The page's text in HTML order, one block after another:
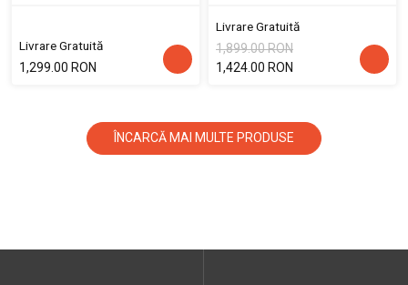
Livrare Gratuită
1,299.00 RON
Livrare Gratuită
1,899.00 RON
1,424.00 RON
ÎNCARCĂ MAI MULTE PRODUSE